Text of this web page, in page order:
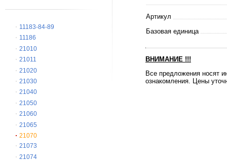
11183-84-89
11186
21010
21011
21020
21030
21040
21050
21060
21065
21070
21073
21074
Артикул
Базовая единица
ВНИМАНИЕ !!!
Все предложения носят
ознакомления. Цены